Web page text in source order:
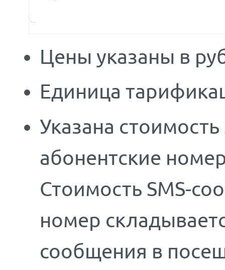
Цены указаны в
Единица
Указана
абонентские
Стоимость SMS-
номер
сообщения в